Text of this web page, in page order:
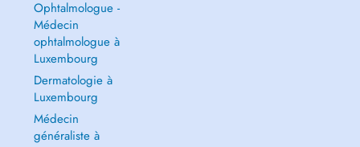
Ophtalmologue -
Médecin
ophtalmologue à
Luxembourg
Dermatologie à
Luxembourg
Médecin
généraliste à